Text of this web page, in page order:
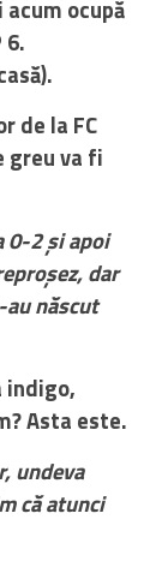
ocupă
6.
de la FC
greu va fi
0-2 și apoi
dar
născut
Asta este.
undeva
că atunci